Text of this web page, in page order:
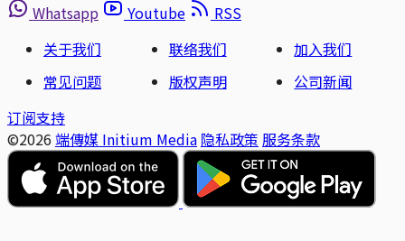
Whatsapp
Youtube
RSS
关于我们
联络我们
加入我们
常见问题
版权声明
公司新闻
订阅支持
©2026 端傳媒 Initium Media 隐私政策 服务条款